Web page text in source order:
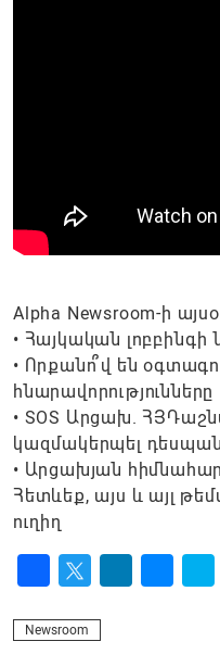
Alpha Newsroom-ի
• Հայկական լոբբինգի
• Որքանո՞վ են
հնարավորությունները
• SOS Արցախ.
կազմակերպել
• Արցախյան
Հետևեք, այս և այլ
ուղիղ
Newsroom